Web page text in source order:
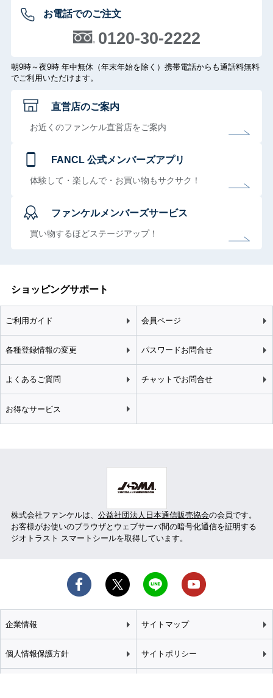
お電話でのご注文
0120-30-2222
朝9時～夜9時 年中無休（年末年始を除く）携帯電話からも通話料無料
でご利用いただけます。
直営店のご案内
お近くのファンケル直営店をご案内
FANCL 公式メンバーズアプリ
体験して・楽しんで・お買い物もサクサク！
ファンケルメンバーズサービス
買い物するほどステージアップ！
ショッピングサポート
ご利用ガイド 会員ページ
各種登録情報の変更 パスワードお問合せ
よくあるご質問 チャットでお問合せ
お得なサービス
株式会社ファンケルは、 公益社団法人日本通信販売協会の会員です。
お客様がお使いのブラウザとウェブサーバ間の暗号化通信を証明する
ジオトラスト スマートシールを取得しています。
企業情報 サイトマップ
個人情報保護方針 サイトポリシー